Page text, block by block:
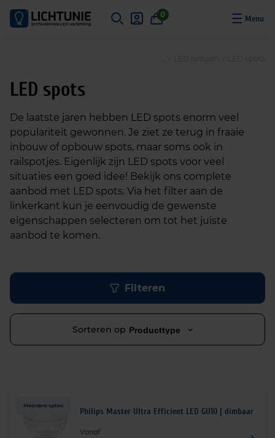
0
LED spots
De laatste jaren hebben LED spots enorm veel
populariteit gewonnen. Je ziet ze terug in fraaie
inbouw of opbouw spots, maar soms ook in
railspotjes. Eigenlijk zijn LED spots voor veel
situaties een goed idee! Bekijk ons complete
aanbod met LED spots. Via het filter aan de
linkerkant kun je eenvoudig de gewenste
eigenschappen selecteren om tot het juiste
aanbod te komen.
Filteren
Sorteren op Producttype
Meerdere opties
Philips Master Ultra Efficient LED GU10 | dimbaar
Vanaf